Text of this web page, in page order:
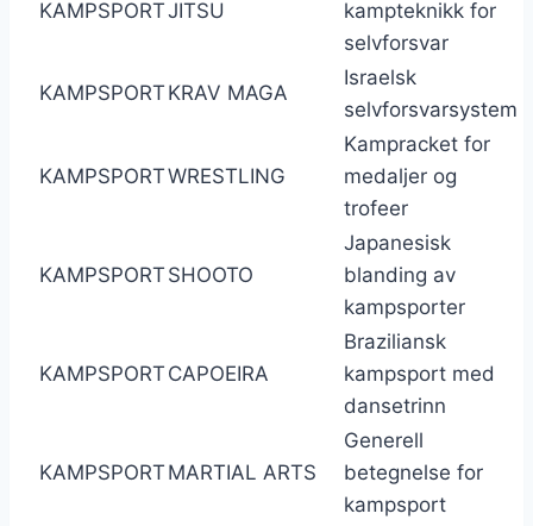
KAMPSPORTJITSU
kampteknikk for
selvforsvar
KAMPSPORT KRAV MAGA
Israelsk
selvforsvarsystem
KAMPSPORTWRESTLING
Kampracket for
medaljer og
trofeer
KAMPSPORT SHOOTO
Japanesisk
blanding av
kampsporter
KAMPSPORT CAPOEIRA
Braziliansk
kampsport med
dansetrinn
KAMPSPORT MARTIAL ARTS
Generell
betegnelse for
kampsport